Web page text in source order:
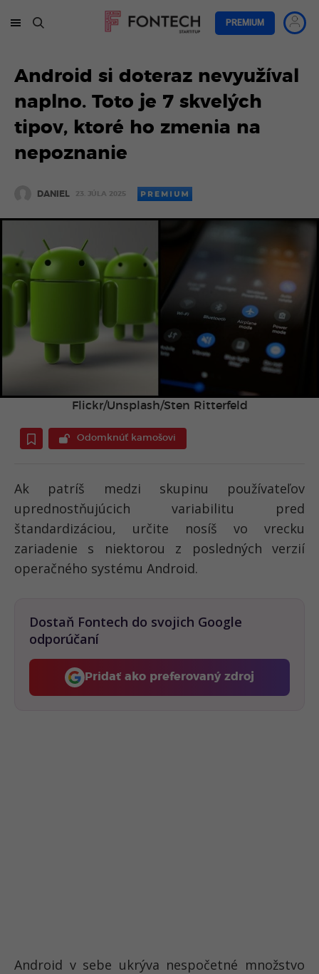
PREMIUM
Android si doteraz nevyužíval
naplno. Toto je 7 skvelých
tipov, ktoré ho zmenia na
nepoznanie
DANIEL 23. JÚLA 2025
Flickr/Unsplash/Sten Ritterfeld
Odomknúť kamošovi
Ak patríš medzi skupinu používateľov
uprednostňujúcich variabilitu pred
štandardizáciou, určite nosíš vo vrecku
zariadenie s niektorou z posledných verzií
operačného systému Android.
Dostaň Fontech do svojich Google
odporúčaní
Pridať ako preferovaný zdroj
Fontech, odkaz sa otvorí v
Android v sebe ukrýva nespočetné množstvo